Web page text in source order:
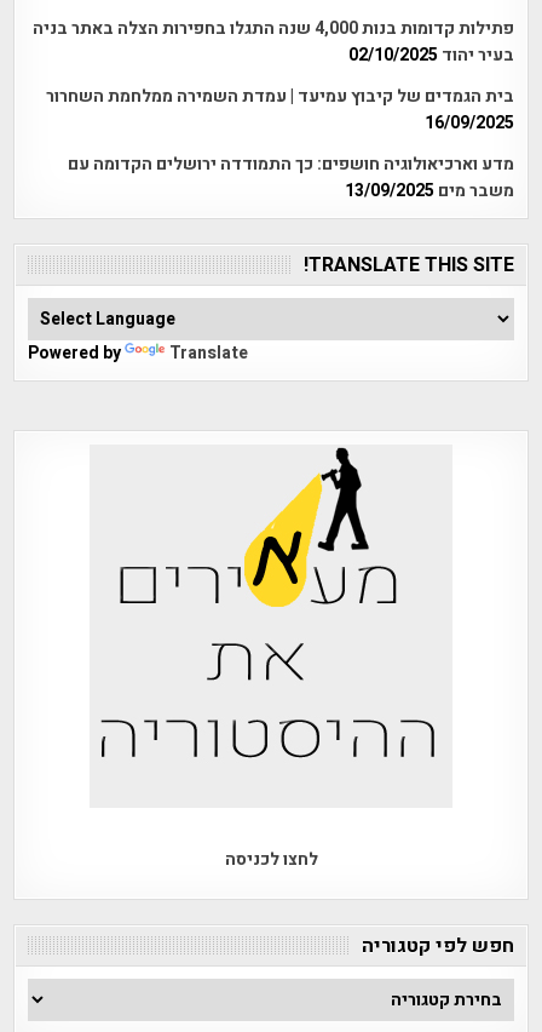
פתילות קדומות בנות 4,000 שנה התגלו בחפירות הצלה באתר בניה
בעיר יהוד 02/10/2025
בית הגמדים של קיבוץ עמיעד | עמדת השמירה ממלחמת השחרור
16/09/2025
מדע וארכיאולוגיה חושפים: כך התמודדה ירושלים הקדומה עם
משבר מים 13/09/2025
TRANSLATE THIS SITE!
Powered by Translate
לחצו לכניסה
חפש לפי קטגוריה
חפש
לפי